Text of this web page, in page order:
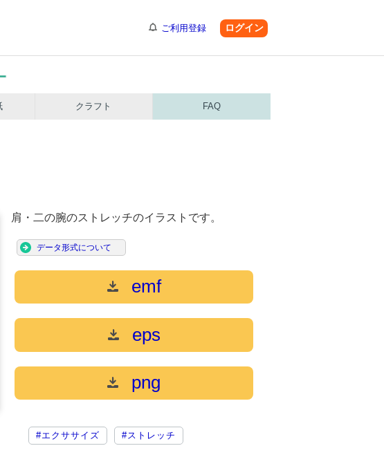
ご利用登録 ログイン
クラフト FAQ
肩・二の腕のストレッチのイラストです。
データ形式について
emf
eps
png
#エクササイズ #ストレッチ